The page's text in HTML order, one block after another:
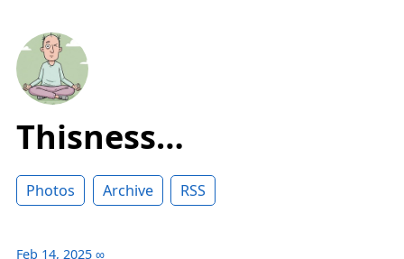
Thisness…
Photos Archive RSS
Feb 14, 2025 ∞